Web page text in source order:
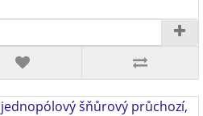
jednopólový šňůrový průchozí,